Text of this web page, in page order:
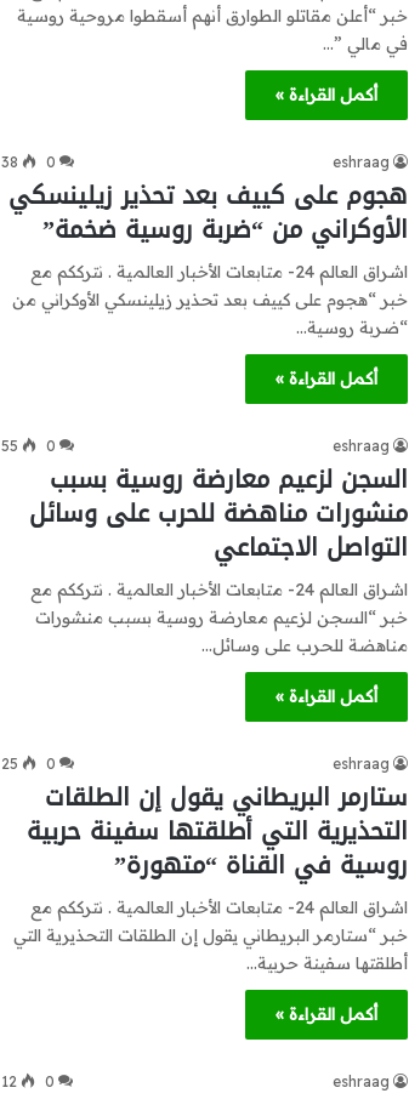
خبر “أعلن مقاتلو الطوارق أنهم أسقطوا مروحية روسية
في مالي ”…
أكمل القراءة »
eshraag
0
38
هجوم على كييف بعد تحذير زيلينسكي
الأوكراني من “ضربة روسية ضخمة”
اشراق العالم 24- متابعات الأخبار العالمية . نترككم مع
خبر “هجوم على كييف بعد تحذير زيلينسكي الأوكراني من
“ضربة روسية…
أكمل القراءة »
eshraag
0
55
السجن لزعيم معارضة روسية بسبب
منشورات مناهضة للحرب على وسائل
التواصل الاجتماعي
اشراق العالم 24- متابعات الأخبار العالمية . نترككم مع
خبر “السجن لزعيم معارضة روسية بسبب منشورات
مناهضة للحرب على وسائل…
أكمل القراءة »
eshraag
0
25
ستارمر البريطاني يقول إن الطلقات
التحذيرية التي أطلقتها سفينة حربية
روسية في القناة “متهورة”
اشراق العالم 24- متابعات الأخبار العالمية . نترككم مع
خبر “ستارمر البريطاني يقول إن الطلقات التحذيرية التي
أطلقتها سفينة حربية…
أكمل القراءة »
eshraag
0
12